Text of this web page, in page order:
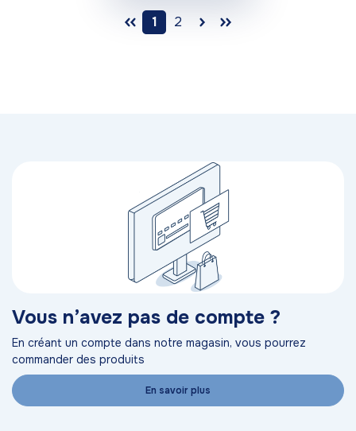
1 2
Vous n’avez pas de compte ?
En créant un compte dans notre magasin, vous pourrez
commander des produits
En savoir plus